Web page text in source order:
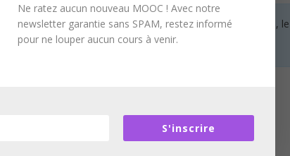
et sans intermédiaire. Nous n’organisons aucun cours,
également évaluer ce cours en cliquant
plusieurs années en grande entreprise
Ne ratez aucun nouveau MOOC ! Avec notre
newsletter garantie sans SPAM, restez informé
pour ne louper aucun cours à venir.
S'inscrire